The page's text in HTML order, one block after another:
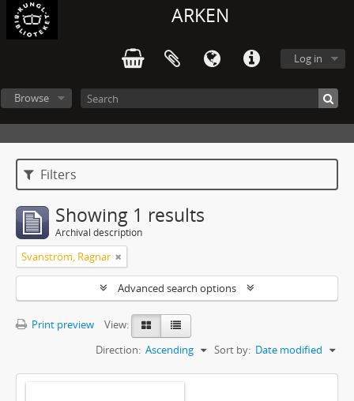
ARKEN
Log in
Browse
Filters
Showing 1 results
Archival description
Svanström, Ragnar
Advanced search options
Print preview
View:
Sort by: Date modified
Direction: Ascending